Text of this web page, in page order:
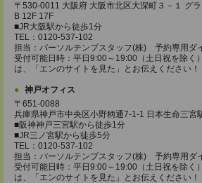
〒530-0011 大阪府 大阪市北区大深町３－１ グ
B 12F 17F
■JR大阪駅から徒歩1分
TEL：0120-537-102
担当：パーソルテンプスタッフ(株) 予約専用ダ
受付可能日時：平日9:00～19:00（土日祝を除
は、「エンのサイトを見た」とお伝えください！
神戸オフィス
〒651-0088
兵庫県神戸市中央区小野柄通7-1-1 日本生命三宮
■阪神神戸三宮駅から徒歩1分
■JR三ノ宮駅から徒歩5分
TEL：0120-537-102
担当：パーソルテンプスタッフ(株) 予約専用ダ
受付可能日時：平日9:00～19:00（土日祝を除
は、「エンのサイトを見た」とお伝えください！